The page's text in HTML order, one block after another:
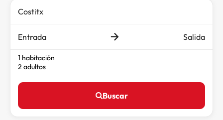
Entrada Salida
1 habitación
2 adultos
Buscar